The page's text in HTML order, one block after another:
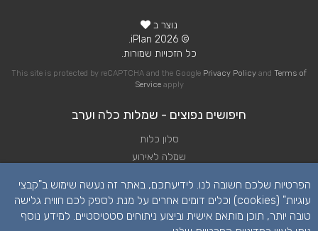
נוצר ב
© 2026 iPlan.
כל הזכויות שמורות.
This site is protected by reCAPTCHA and the Google Privacy Policy and Terms of
Serviceapply
חיפושים נפוצים - שמלות כלה וערב
סלון כלות
שמלה לאירוע
שמלות כלה
שמלת כלה
הפרטיות שלכם חשובה לנו. לידיעתכם, באתר זה נעשה שימוש ב"קבצי
עוגיות" (cookies) וכלים דומים אחרים על מנת לספק לכם חווית גלישה
טובה יותר, תוכן מותאם אישית וביצוע ניתוחים סטטיסטיים. למידע נוסף